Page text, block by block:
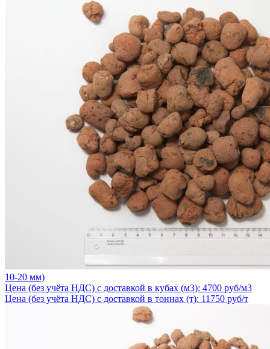
10-20 мм)
Цена (без учёта НДС) с доставкой в кубах (м3): 4700 руб/м3
Цена (без учёта НДС) с доставкой в тоннах (т): 11750 руб/т